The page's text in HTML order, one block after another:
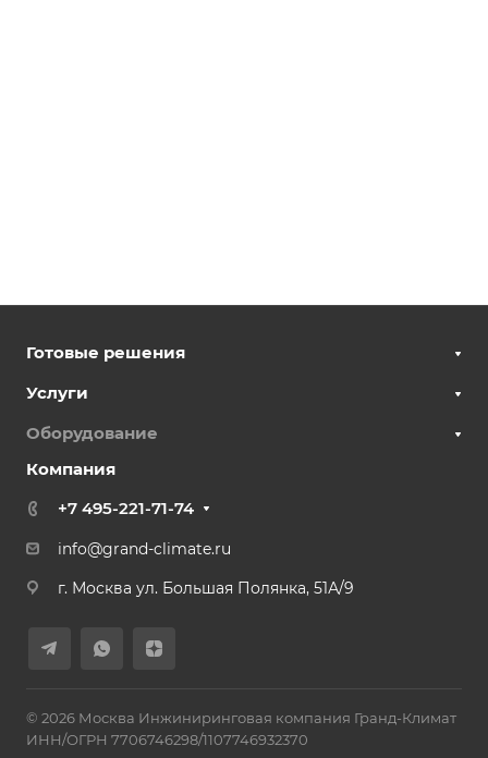
Готовые решения
Услуги
Оборудование
Компания
+7 495-221-71-74
info@grand-climate.ru
г. Москва ул. Большая Полянка, 51А/9
© 2026 Москва Инжиниринговая компания Гранд-Климат
ИНН/ОГРН 7706746298/1107746932370